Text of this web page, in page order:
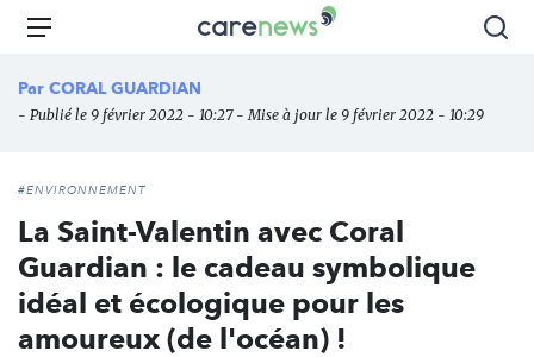
Aller
principal
Carenews,
média
des
Menu
Par CORAL GUARDIAN
- Publié le 9 février 2022 - 10:27 - Mise à jour le 9 février 2022 - 10:29
#ENVIRONNEMENT
La Saint-Valentin avec Coral
Guardian : le cadeau symbolique
idéal et écologique pour les
amoureux (de l'océan) !